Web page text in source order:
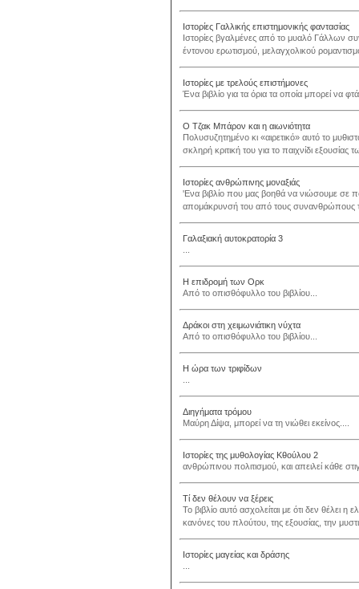
Ιστορίες Γαλλικής επιστημονικής φαντασίας
Ιστορίες βγαλμένες από το μυαλό Γάλλων
έντονου ερωτισμού, μελαγχολικού
Ιστορίες με τρελούς επιστήμονες
Ένα βιβλίο για τα όρια τα οποία μπορεί να
Ο Τζακ Μπάρον και η αιωνιότητα
Πολυσυζητημένο κι «αιρετικό» αυτό το
σκληρή κριτική του για το παιχνίδι
Ιστορίες ανθρώπινης μοναξιάς
'Ενα βιβλίο που μας βοηθά να νιώσουμε σε
απομάκρυνσή του από τους συνανθρώπους
Γαλαξιακή αυτοκρατορία 3
Η επιδρομή των Ορκ
Από το οπισθόφυλλο του βιβλίου...
Δράκοι στη χειμωνιάτικη νύχτα
Από το οπισθόφυλλο του βιβλίου...
Η ώρα των τριφίδων
Διηγήματα τρόμου
Μαύρη Δίψα, μπορεί να τη νιώθει εκείνος....
Ιστορίες της μυθολογίας Κθούλου 2
ανθρώπινου πολιτισμού, και απειλεί κάθε
Τί δεν θέλουν να ξέρεις
Το βιβλίο αυτό ασχολείται με ότι δεν θέλει η
κανόνες του πλούτου, της εξουσίας, την
Ιστορίες μαγείας και δράσης